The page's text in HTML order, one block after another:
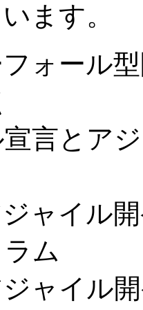
ます。
ォール
言とア
ャイル
ム
ャイル